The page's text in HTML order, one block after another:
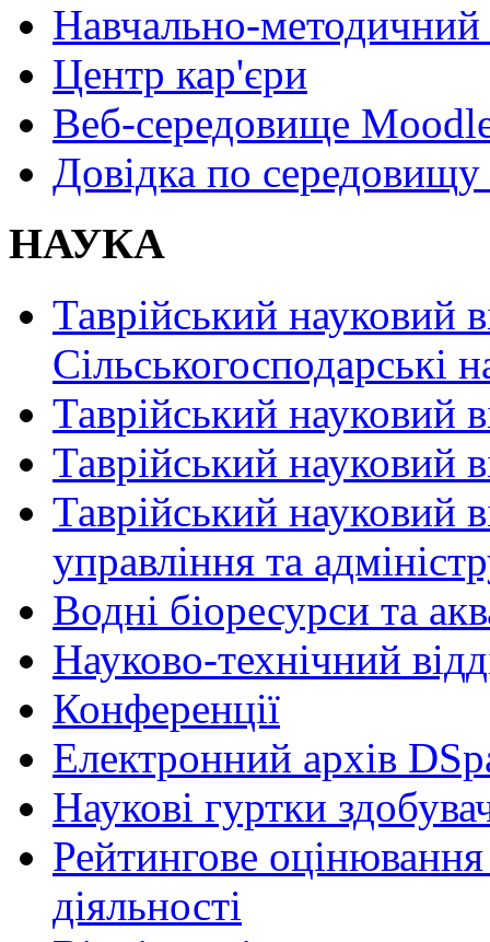
Навчально-методичний
Центр кар'єри
Веб-середовище
Довідка по
НАУКА
Таврійський науковий
Сільськогосподарські
Таврійський науковий
Таврійський науковий
Таврійський науковий
управління та
Водні біоресурси та
Науково-технічний
Конференції
Електронний архів
Наукові гуртки
Рейтингове оцінювання
діяльності